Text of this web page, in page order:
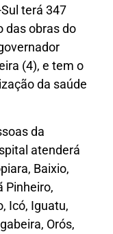
terá 347
das obras do
(4), e tem o
da saúde
da
atenderá
Baixio,
Pinheiro,
Icó, Iguatu,
Orós,